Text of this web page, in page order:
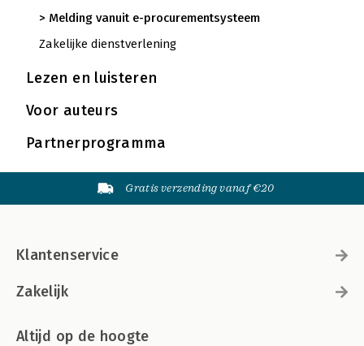
Melding vanuit e-procurementsysteem
Zakelijke dienstverlening
Lezen en luisteren
Voor auteurs
Partnerprogramma
Gratis verzending vanaf €20
Klantenservice
Zakelijk
Altijd op de hoogte